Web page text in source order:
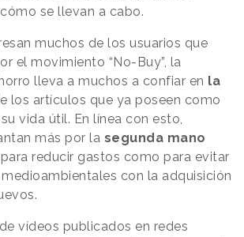
se llevan a cabo.
muchos de los usuarios que
el movimiento “No-Buy”, la
lleva a muchos a confiar en la
los artículos que ya poseen como
vida útil. En línea con esto,
más por la segunda mano
reducir gastos como para evitar
con la adquisición
vídeos publicados en redes